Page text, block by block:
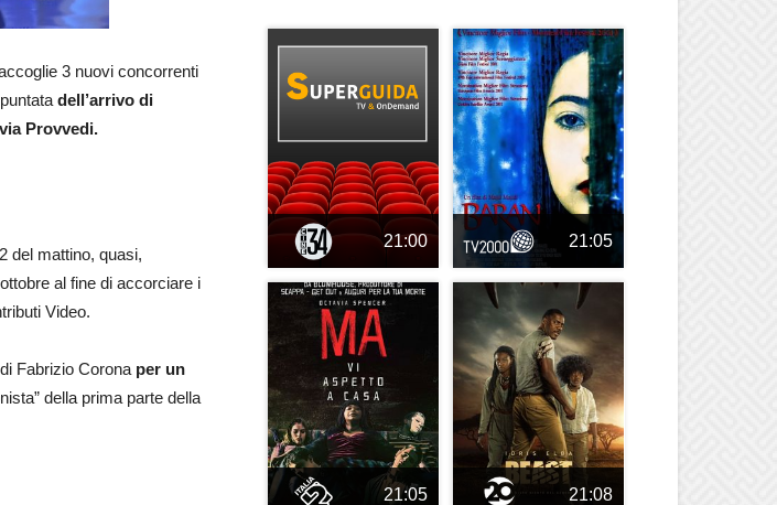
3 nuovi concorrenti
dell’arrivo di
Provvedi.
del mattino, quasi,
al fine di accorciare i
Video.
Fabrizio Corona per un
della prima parte della
21:00 21:05
21:05 21:08